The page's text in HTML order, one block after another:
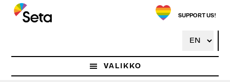
Hyppää
pääsisältöön
SUPPORT US!
VALIKKO